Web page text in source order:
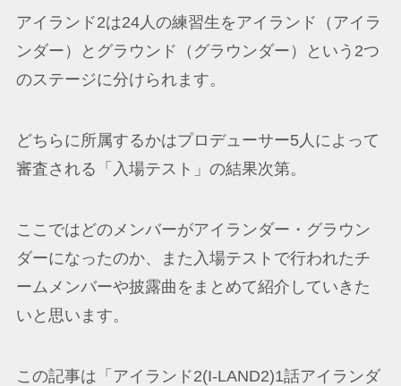
アイランド2は24人の練習生をアイランド（アイラ
ンダー）とグラウンド（グラウンダー）という2つ
のステージに分けられます。
どちらに所属するかはプロデューサー5人によって
審査される「入場テスト」の結果次第。
ここではどのメンバーがアイランダー・グラウン
ダーになったのか、また入場テストで行われたチ
ームメンバーや披露曲をまとめて紹介していきた
いと思います。
この記事は「アイランド2(I-LAND2)1話アイランダ